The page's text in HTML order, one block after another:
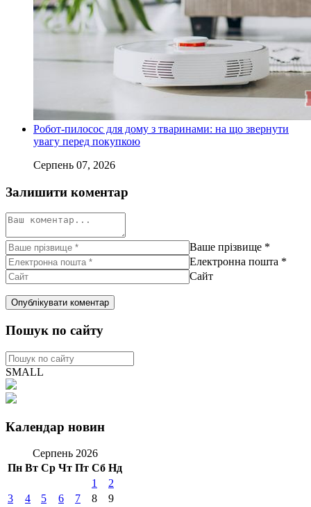
Робот-пилосос для дому з тваринами: на що звернути
увагу перед покупкою
Серпень 07, 2026
Залишити коментар
Ваше прізвище *
Електронна пошта *
Сайт
Пошук по сайту
SMALL
Календар новин
Серпень 2026
Пн Вт Ср Чт Пт Сб Нд
1
2
3
4 5 6 7 8
9